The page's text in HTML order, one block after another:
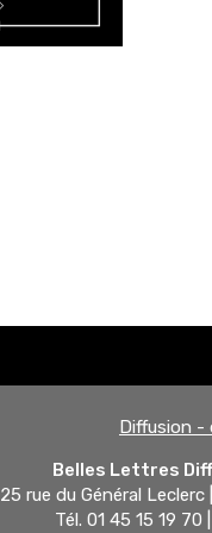
Diffusion -
Belles Lettres
25 rue du Général
Tél. 01 45 15 19 70